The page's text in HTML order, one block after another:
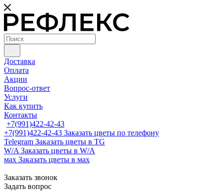
Доставка
Оплата
Акции
Вопрос-ответ
Услуги
Как купить
Контакты
+7(991)422-42-43
+7(991)422-42-43 Заказать цветы по телефону
Telegram Заказать цветы в TG
W/A Заказать цветы в W/A
мах Заказать цветы в мах
Заказать звонок
Задать вопрос